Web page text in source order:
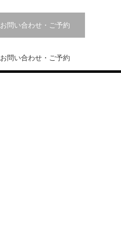
お問い合わせ・ご予約
お問い合わせ・ご予約